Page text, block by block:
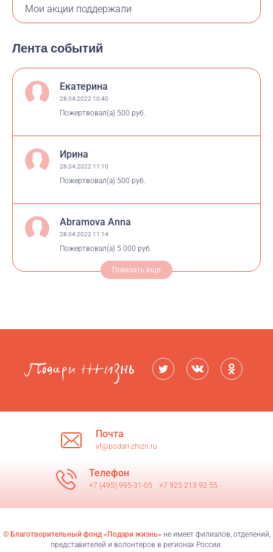
Мои акции поддержали
Лента событий
Екатерина
28.04.2022 10:40
Пожертвовал(а) 500 руб.
Ирина
28.04.2022 11:10
Пожертвовал(а) 500 руб.
Abramova Anna
28.04.2022 11:14
Пожертвовал(а) 5 000 руб.
Показать еще
Почта
vf@podari-zhizn.ru
Телефон
+7 (495) 995-31-05 +7 925 213 92 55
© Благотворительный фонд «Подари жизнь»не имеет филиалов, отделений,
представителей и волонтеров в регионах России.